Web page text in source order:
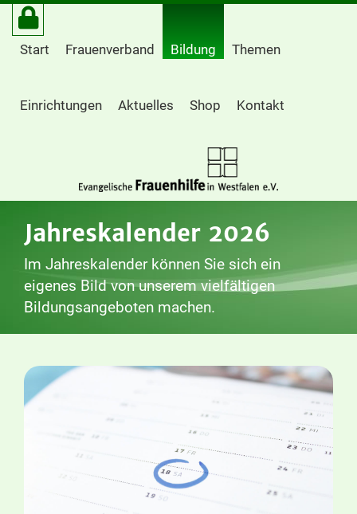
Start Frauenverband Bildung Themen
Einrichtungen Aktuelles Shop Kontakt
Jahreskalender 2026
Im Jahreskalender können Sie sich ein
eigenes Bild von unserem vielfältigen
Bildungsangeboten machen.